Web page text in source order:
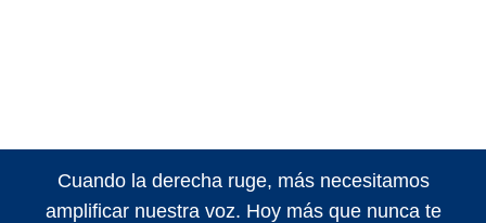
Cuando la derecha ruge, más necesitamos
amplificar nuestra voz. Hoy más que nunca te